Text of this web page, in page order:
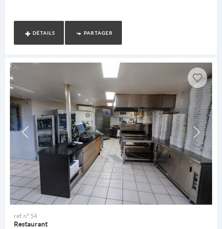
DÉTAILS PARTAGER
ref. n° 54
Restaurant